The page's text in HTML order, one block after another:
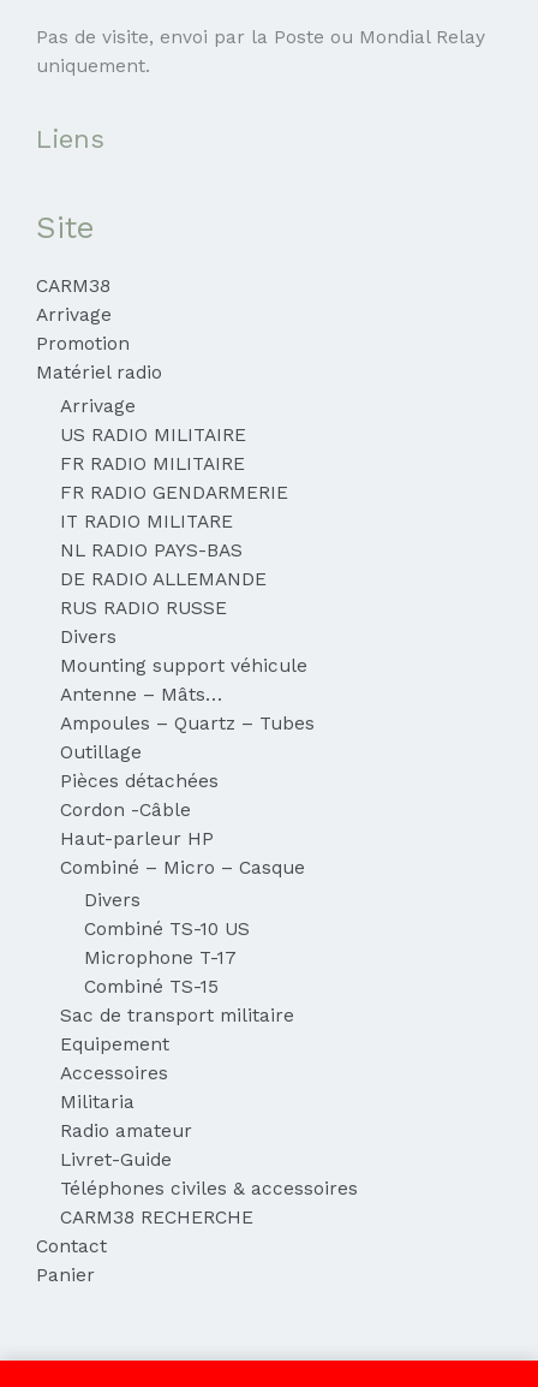
Pas de visite, envoi par la Poste ou Mondial Relay
uniquement.
Liens
Site
CARM38
Arrivage
Promotion
Matériel radio
Arrivage
US RADIO MILITAIRE
FR RADIO MILITAIRE
FR RADIO GENDARMERIE
IT RADIO MILITARE
NL RADIO PAYS-BAS
DE RADIO ALLEMANDE
RUS RADIO RUSSE
Divers
Mounting support véhicule
Antenne – Mâts…
Ampoules – Quartz – Tubes
Outillage
Pièces détachées
Cordon -Câble
Haut-parleur HP
Combiné – Micro – Casque
Divers
Combiné TS-10 US
Microphone T-17
Combiné TS-15
Sac de transport militaire
Equipement
Accessoires
Militaria
Radio amateur
Livret-Guide
Téléphones civiles & accessoires
CARM38 RECHERCHE
Contact
Panier